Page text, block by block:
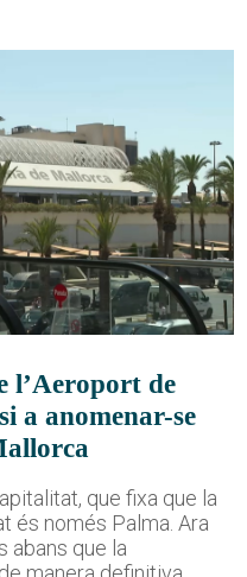
l’Aeroport de
a anomenar-se
que fixa que la
és només Palma. Ara
abans que la